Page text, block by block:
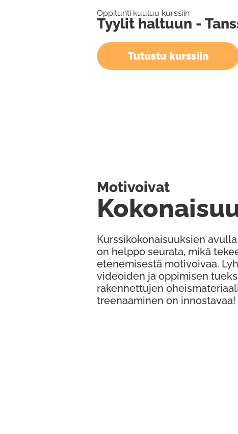
Oppitunti kuuluu kurssiin
Tyylit haltuun -
Tutustu kurssiin
Kurssikokonaisuuksien
on helppo seurata, mikä
etenemisestä motivoivaa.
videoiden ja oppimisen
rakennettujen
treenaaminen on innostavaa!
Motivoivat